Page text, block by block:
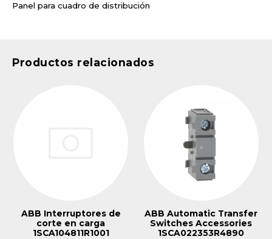
Panel para cuadro de distribución
Productos relacionados
ABB Interruptores de
corte en carga
1SCA104811R1001
ABB Automatic Transfer
Switches Accessories
1SCA022353R4890